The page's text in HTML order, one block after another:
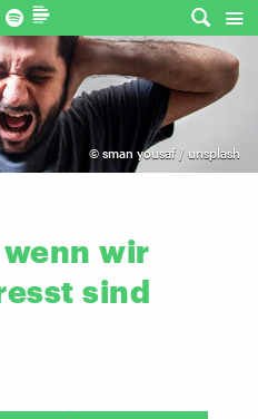
© sman yousaf / unsplash
wenn wir
sind